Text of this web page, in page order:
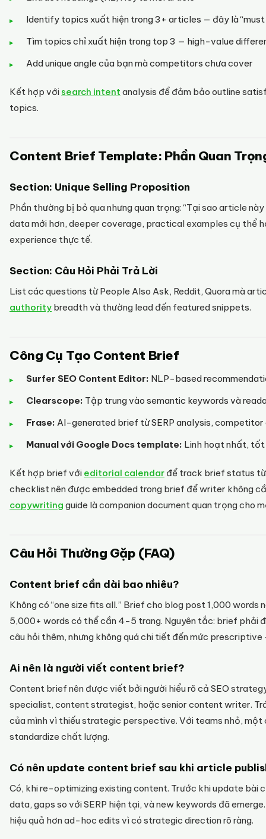
Identify topics xuất hiện trong 3+ articles — đây là
Tìm topics chỉ xuất hiện trong top 3 — high-value
Add unique angle của bạn mà competitors chưa cover
Kết hợp với search intent analysis để đảm bảo outline
topics.
Content Brief Template: Phần Quan
Section: Unique Selling Proposition
Phần thường bị bỏ qua nhưng quan trọng: “Tại sao article
data mới hơn, deeper coverage, practical examples cụ thể
experience thực tế.
Section: Câu Hỏi Phải Trả Lời
List các questions từ People Also Ask, Reddit, Quora mà
authority breadth và thường lead đến featured snippets.
Công Cụ Tạo Content Brief
Surfer SEO Content Editor: NLP-based
Clearscope: Tập trung vào semantic keywords và
Frase: AI-generated brief từ SERP analysis, competitor
Manual với Google Docs template: Linh hoạt nhất, tốt
Kết hợp brief với editorial calendar để track brief status
checklist nên được embedded trong brief để writer không
copywriting guide là companion document quan trọng cho
Câu Hỏi Thường Gặp (FAQ)
Content brief cần dài bao nhiêu?
Không có “one size fits all.” Brief cho blog post 1,000
5,000+ words có thể cần 4-5 trang. Nguyên tắc: brief phải
câu hỏi thêm, nhưng không quá chi tiết đến mức
Ai nên là người viết content brief?
Content brief nên được viết bởi người hiểu rõ cả SEO
specialist, content strategist, hoặc senior content writer.
của mình vì thiếu strategic perspective. Với teams nhỏ,
standardize chất lượng.
Có nên update content brief sau khi article
Có, khi re-optimizing existing content. Trước khi update bài
data, gaps so với SERP hiện tại, và new keywords đã
hiệu quả hơn ad-hoc edits vì có strategic direction rõ ràng.